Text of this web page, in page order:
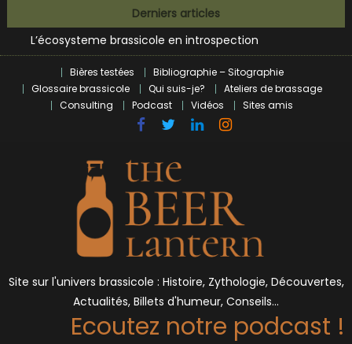
to
content
Derniers articles
L’écosysteme brassicole en introspection
Zoumaï : pionnier de la révolution craft à Marseille
L’intelligence artificielle dans le milieu brassicole
BrewDog racheté par Tilray pour une bouchée de pain ?
Bières et célébrités
Bières testées
Bibliographie – Sitographie
Glossaire brassicole
Qui suis-je?
Ateliers de brassage
Consulting
Podcast Vidéos Sites amis
Site sur l'univers brassicole : Histoire, Zythologie, Découvertes,
Actualités, Billets d'humeur, Conseils…
Ecoutez notre podcast !